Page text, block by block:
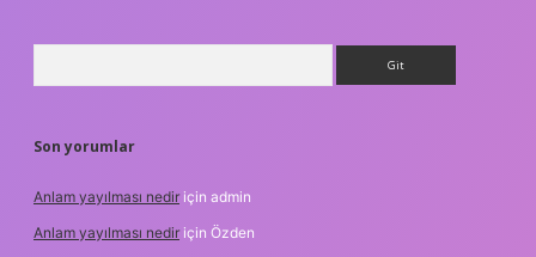
Son yorumlar
Anlam yayılması nedir için admin
Anlam yayılması nedir için Özden